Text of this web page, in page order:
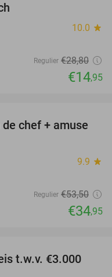
10.0 star
Regulier €28,80
€14,95
35%
chef + amuse
9.9 star
Regulier €53,50
€34,95
t.w.v. €3.000